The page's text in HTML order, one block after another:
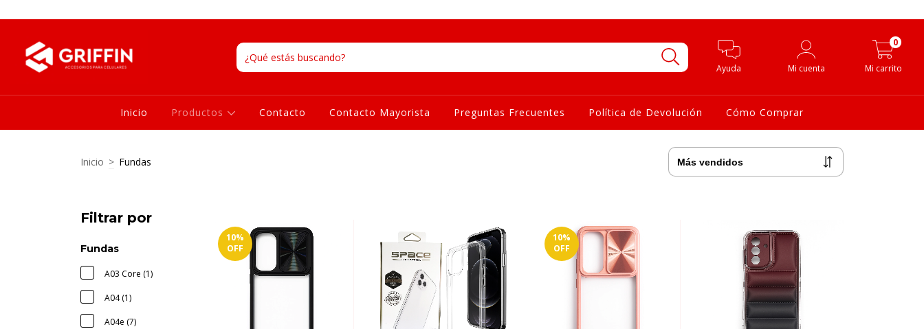
Ayuda Mi cuenta Mi carrito
0
Inicio Productos Contacto Contacto Mayorista Preguntas Frecuentes Política de Devolución Cómo Comprar
Inicio > Fundas
Filtrar por
Fundas
A03 Core (1)
A04 (1)
A04e (7)
10%
OFF
10%
OFF